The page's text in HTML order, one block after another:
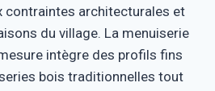
contraintes architecturales et
du village. La menuiserie
intègre des profils fins
bois traditionnelles tout